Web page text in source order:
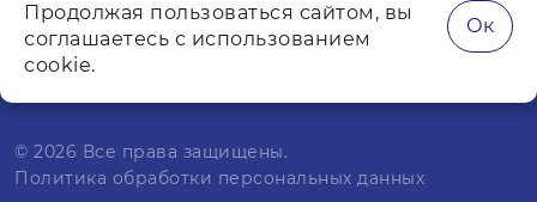
© 2026 Все права защищены.
Политика обработки персональных данных
Продолжая пользоваться сайтом, вы
соглашаетесь с использованием
cookie.
Ок